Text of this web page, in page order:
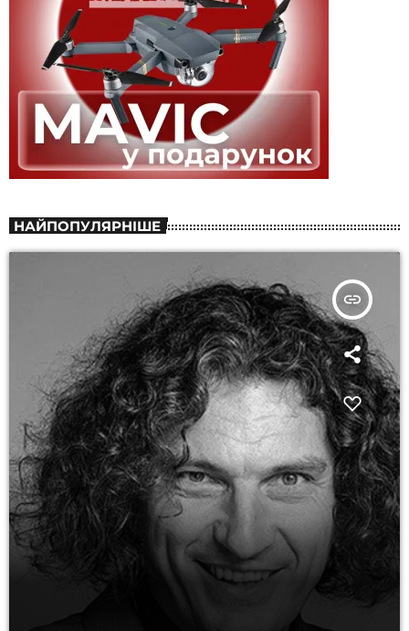
НАЙПОПУЛЯРНІШЕ
insert_link